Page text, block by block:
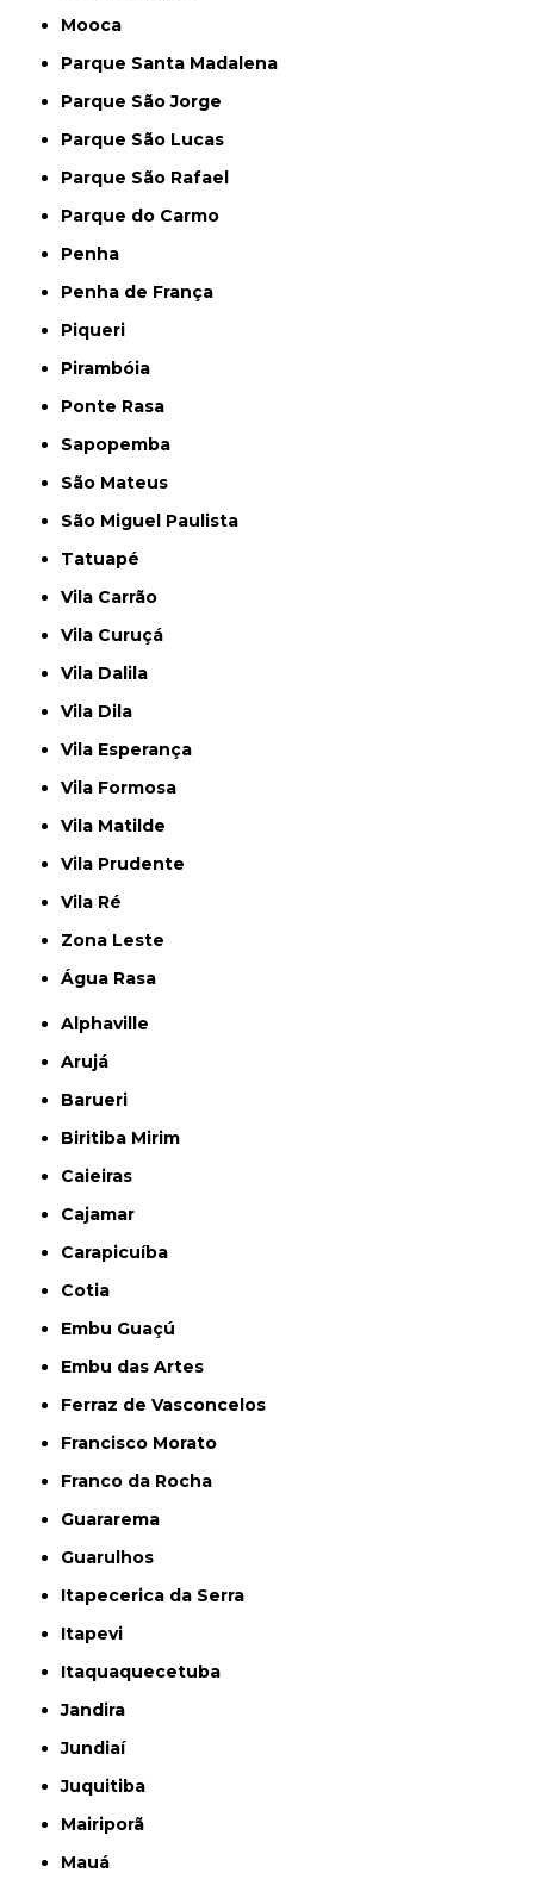
Mooca
Parque Santa Madalena
Parque São Jorge
Parque São Lucas
Parque São Rafael
Parque do Carmo
Penha
Penha de França
Piqueri
Pirambóia
Ponte Rasa
Sapopemba
São Mateus
São Miguel Paulista
Tatuapé
Vila Carrão
Vila Curuçá
Vila Dalila
Vila Dila
Vila Esperança
Vila Formosa
Vila Matilde
Vila Prudente
Vila Ré
Zona Leste
Água Rasa
Alphaville
Arujá
Barueri
Biritiba Mirim
Caieiras
Cajamar
Carapicuíba
Cotia
Embu Guaçú
Embu das Artes
Ferraz de Vasconcelos
Francisco Morato
Franco da Rocha
Guararema
Guarulhos
Itapecerica da Serra
Itapevi
Itaquaquecetuba
Jandira
Jundiaí
Juquitiba
Mairiporã
Mauá